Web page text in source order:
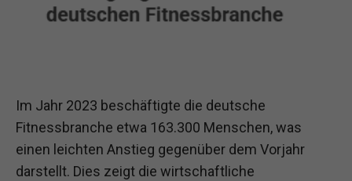
Im Jahr 2023 beschäftigte die deutsche
Fitnessbranche etwa 163.300 Menschen, was
einen leichten Anstieg gegenüber dem Vorjahr
darstellt. Dies zeigt die wirtschaftliche